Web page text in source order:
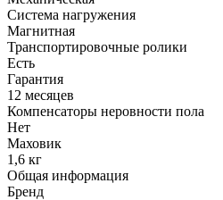
Система нагружения
Магнитная
Транспортировочные ролики
Есть
Гарантия
12 месяцев
Компенсаторы неровности пола
Нет
Маховик
1,6 кг
Общая информация
Бренд